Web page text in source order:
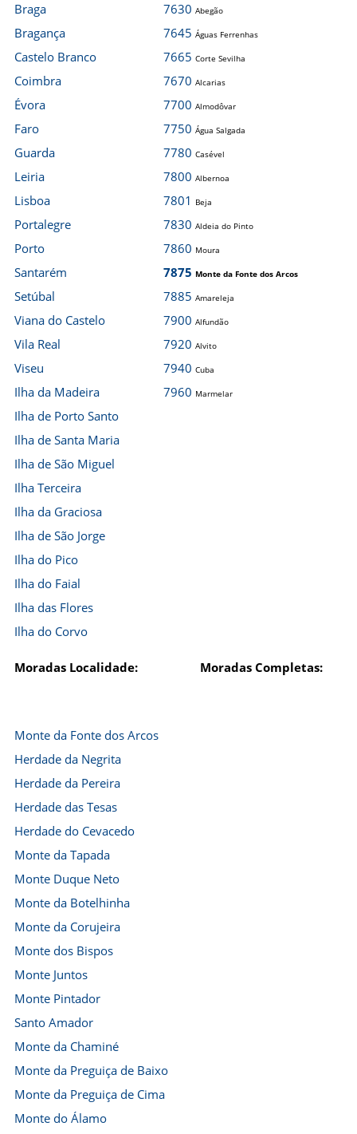
Braga
Bragança
Castelo Branco
Coimbra
Évora
Faro
Guarda
Leiria
Lisboa
Portalegre
Porto
Santarém
Setúbal
Viana do Castelo
Vila Real
Viseu
Ilha da Madeira
Ilha de Porto Santo
Ilha de Santa Maria
Ilha de São Miguel
Ilha Terceira
Ilha da Graciosa
Ilha de São Jorge
Ilha do Pico
Ilha do Faial
Ilha das Flores
Ilha do Corvo
7630 Abegão
7645 Águas Ferrenhas
7665 Corte Sevilha
7670 Alcarias
7700 Almodôvar
7750 Água Salgada
7780 Casével
7800 Albernoa
7801 Beja
7830 Aldeia do Pinto
7860 Moura
7875 Monte da Fonte dos Arcos
7885 Amareleja
7900 Alfundão
7920 Alvito
7940 Cuba
7960 Marmelar
Moradas Localidade: Moradas Completas:
Monte da Fonte dos Arcos
Herdade da Negrita
Herdade da Pereira
Herdade das Tesas
Herdade do Cevacedo
Monte da Tapada
Monte Duque Neto
Monte da Botelhinha
Monte da Corujeira
Monte dos Bispos
Monte Juntos
Monte Pintador
Santo Amador
Monte da Chaminé
Monte da Preguiça de Baixo
Monte da Preguiça de Cima
Monte do Álamo